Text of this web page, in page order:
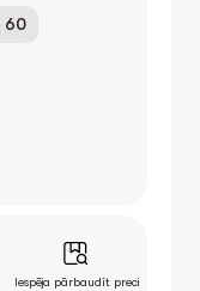
60
Iespēja pārbaudīt preci